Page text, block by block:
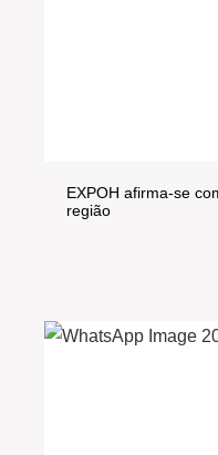
EXPOH afirma-se
região